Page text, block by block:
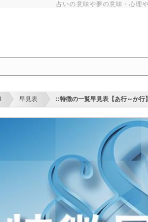
占いの意味や夢の意味・心理
早見表 ::特徴の一覧早見表【あ行～か行